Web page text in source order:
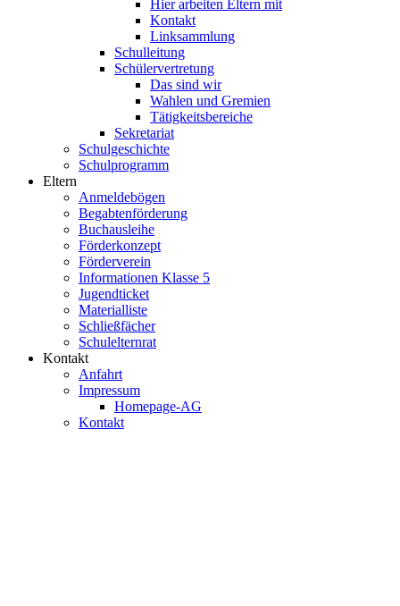
Hier arbeiten Eltern mit
Kontakt
Linksammlung
Schulleitung
Schülervertretung
Das sind wir
Wahlen und Gremien
Tätigkeitsbereiche
Sekretariat
Schulgeschichte
Schulprogramm
Eltern
Anmeldebögen
Begabtenförderung
Buchausleihe
Förderkonzept
Förderverein
Informationen Klasse 5
Jugendticket
Materialliste
Schließfächer
Schulelternrat
Kontakt
Anfahrt
Impressum
Homepage-AG
Kontakt